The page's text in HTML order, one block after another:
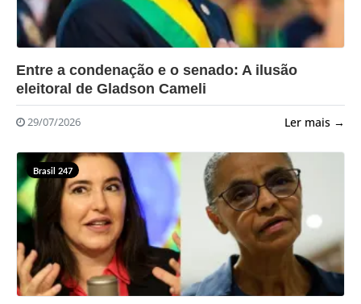
?>
Entre a condenação e o senado: A ilusão
eleitoral de Gladson Cameli
29/07/2026 Ler mais →
Brasil 247